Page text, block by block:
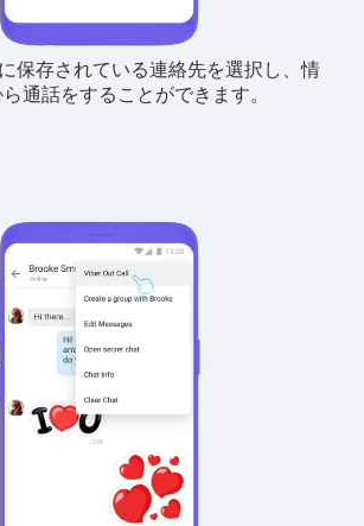
保存されている連絡先を選択し、情
通話をすることができます。